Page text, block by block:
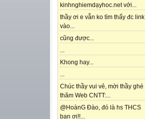
kinhnghiemdạyhoc.net với...
thầy ơi e vẫn ko tìm thấy đc link
vào...
cũng được...
...
Khong hay...
...
Chúc thầy vui vẻ, mời thầy ghé
thăm Web CNTT:...
@HoànG Đào, đó là hs THCS
bạn ơi!!...